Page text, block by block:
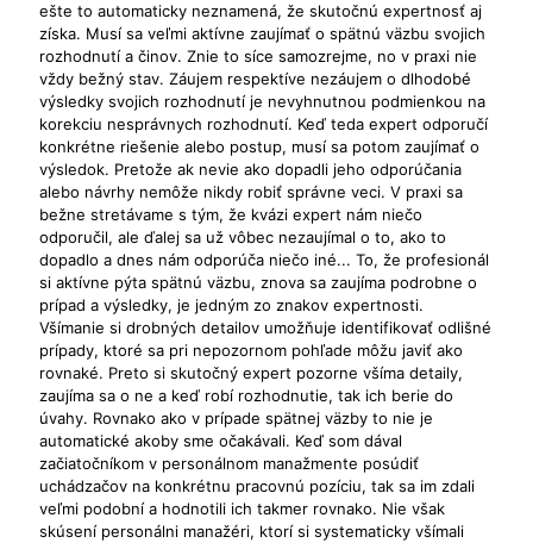
ešte to automaticky neznamená, že skutočnú expertnosť aj
získa. Musí sa veľmi aktívne zaujímať o spätnú väzbu svojich
rozhodnutí a činov. Znie to síce samozrejme, no v praxi nie
vždy bežný stav. Záujem respektíve nezáujem o dlhodobé
výsledky svojich rozhodnutí je nevyhnutnou podmienkou na
korekciu nesprávnych rozhodnutí. Keď teda expert odporučí
konkrétne riešenie alebo postup, musí sa potom zaujímať o
výsledok. Pretože ak nevie ako dopadli jeho odporúčania
alebo návrhy nemôže nikdy robiť správne veci. V praxi sa
bežne stretávame s tým, že kvázi expert nám niečo
odporučil, ale ďalej sa už vôbec nezaujímal o to, ako to
dopadlo a dnes nám odporúča niečo iné... To, že profesionál
si aktívne pýta spätnú väzbu, znova sa zaujíma podrobne o
prípad a výsledky, je jedným zo znakov expertnosti.
Všímanie si drobných detailov umožňuje identifikovať odlišné
prípady, ktoré sa pri nepozornom pohľade môžu javiť ako
rovnaké. Preto si skutočný expert pozorne všíma detaily,
zaujíma sa o ne a keď robí rozhodnutie, tak ich berie do
úvahy. Rovnako ako v prípade spätnej väzby to nie je
automatické akoby sme očakávali. Keď som dával
začiatočníkom v personálnom manažmente posúdiť
uchádzačov na konkrétnu pracovnú pozíciu, tak sa im zdali
veľmi podobní a hodnotili ich takmer rovnako. Nie však
skúsení personálni manažéri, ktorí si systematicky všímali